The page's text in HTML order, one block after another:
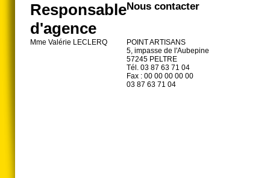
Responsable
d'agence
Nous contacter
Mme Valérie LECLERQ
POINT ARTISANS
5, impasse de l'Aubepine
57245 PELTRE
Tél. 03 87 63 71 04
Fax : 00 00 00 00 00
03 87 63 71 04